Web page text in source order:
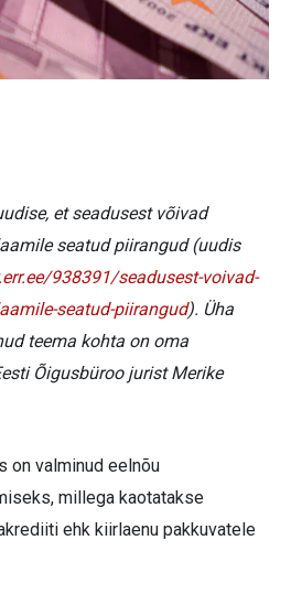
et seadusest võivad
seatud piirangud (uudis
938391/seadusest-voivad-
seatud-piirangud). Üha
teema kohta on oma
Õigusbüroo jurist Merike
on valminud eelnõu
millega kaotatakse
ehk kiirlaenu pakkuvatele